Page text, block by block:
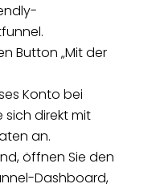
Button „Mit der
Konto bei
sich direkt mit
an.
öffnen Sie den
Dashboard,